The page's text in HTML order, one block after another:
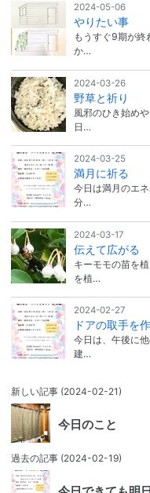
2024-05-06
やりたい事
もうすぐ9期が終
か…
2024-03-26
野草と祈り
風邪のひき始め
日…
2024-03-25
満月に祈る
今日は満月のエ
分…
2024-03-17
伝えて広がる
キーモモの苗を
を植…
2024-02-27
ドアの取手を
今日は、午後に
建…
新しい記事 (2024-02-21)
今日のこと
過去の記事 (2024-02-19)